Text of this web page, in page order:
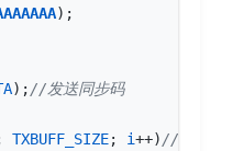
);
);
TXBUFF_SIZE; i++)